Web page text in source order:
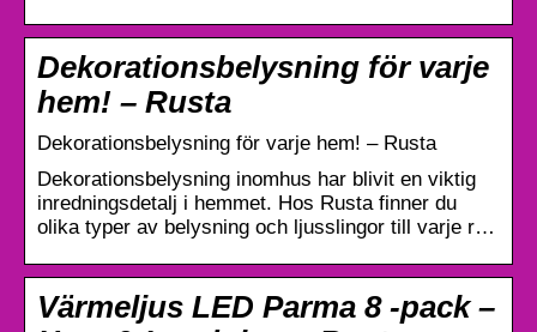
Dekorationsbelysning för varje
hem! – Rusta
Dekorationsbelysning för varje hem! – Rusta
Dekorationsbelysning inomhus har blivit en viktig
inredningsdetalj i hemmet. Hos Rusta finner du
olika typer av belysning och ljusslingor till varje r…
Värmeljus LED Parma 8 -pack –